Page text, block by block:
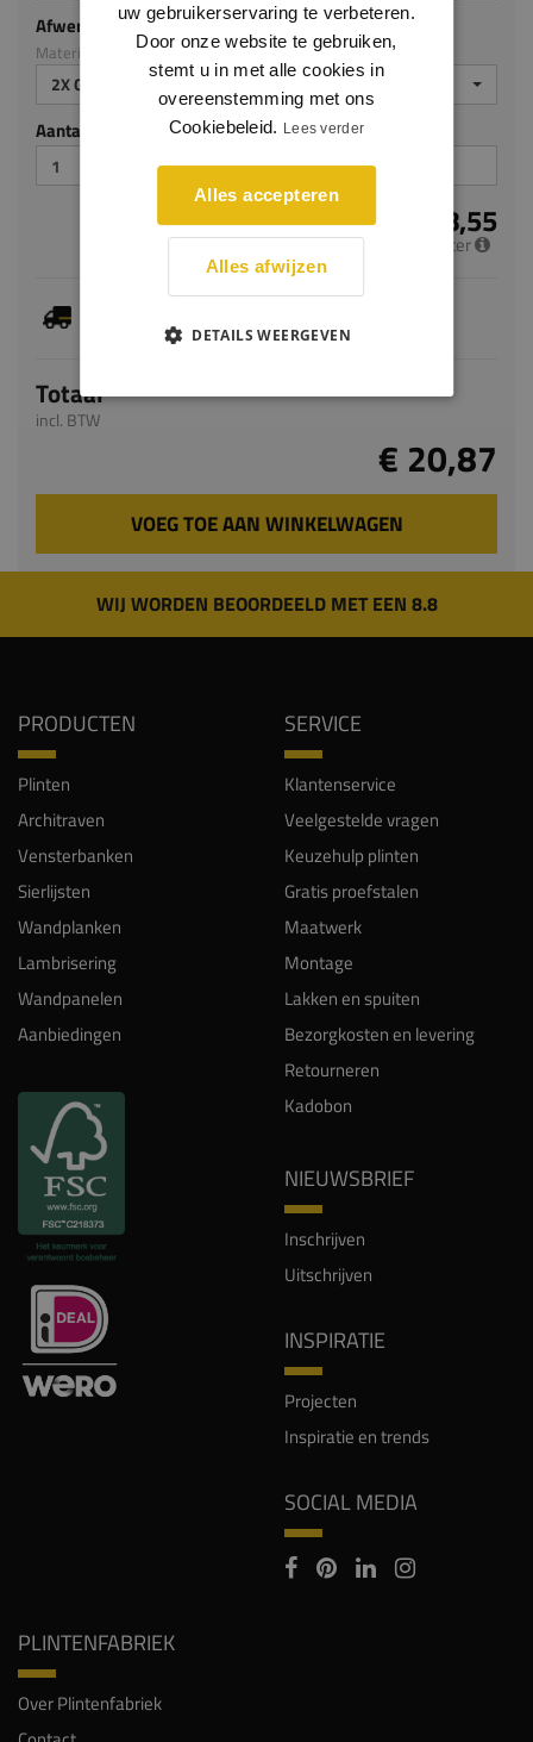
Afwerking
Materiaal: MDF v313
2X GEGROND
Aantal stuks
€ 8,55
per meter
bedraagt 1-3 werkdagen
Totaal
incl. BTW
€ 20,87
VOEG TOE AAN WINKELWAGEN
WIJ WORDEN BEOORDEELD MET EEN 8.8
PRODUCTEN
Plinten
Architraven
Vensterbanken
Sierlijsten
Wandplanken
Lambrisering
Wandpanelen
Aanbiedingen
SERVICE
Klantenservice
Veelgestelde vragen
Keuzehulp plinten
Gratis proefstalen
Maatwerk
Montage
Lakken en spuiten
Bezorgkosten en levering
Retourneren
Kadobon
NIEUWSBRIEF
Inschrijven
Uitschrijven
INSPIRATIE
Projecten
Inspiratie en trends
SOCIAL MEDIA
PLINTENFABRIEK
Over Plintenfabriek
uw gebruikerservaring te verbeteren.
Door onze website te gebruiken,
stemt u in met alle cookies in
overeenstemming met ons
Cookiebeleid. Lees verder
Alles accepteren
Alles afwijzen
DETAILS WEERGEVEN